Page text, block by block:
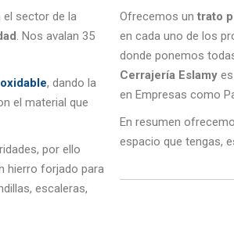
sector de la
. Nos avalan 35
, dando la
el material que
por ello
hierro forjado para
escaleras,
Ofrecemos un trato
en cada uno de los
donde ponemos
Cerrajería Eslamy
en Empresas como
En resumen
espacio que tengas,